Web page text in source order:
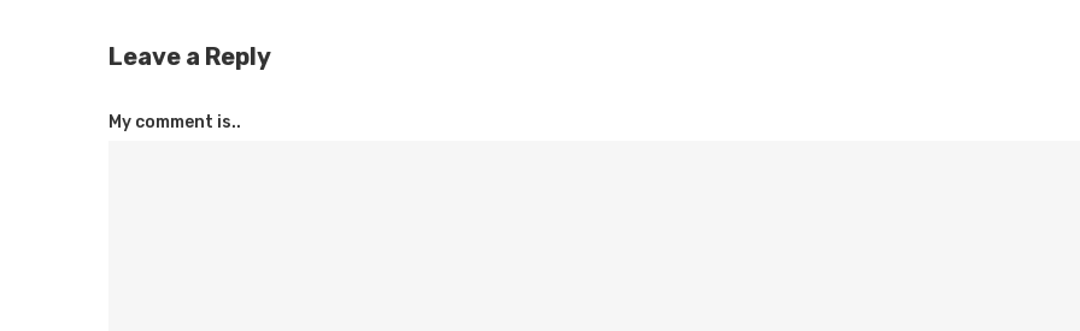
Leave a Reply
My comment is..